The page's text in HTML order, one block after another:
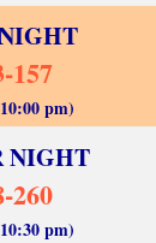
157
pm)
NIGHT
260
pm)